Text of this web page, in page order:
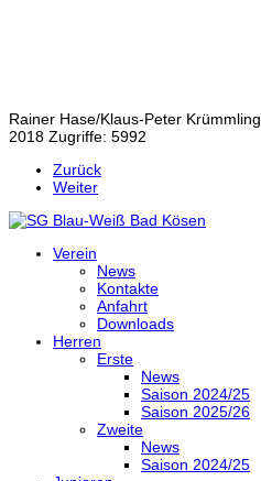
Rainer Hase/Klaus-Peter Krümmling
2018 Zugriffe: 5992
Zurück
Weiter
Verein
News
Kontakte
Anfahrt
Downloads
Herren
Erste
News
Saison 2024/25
Saison 2025/26
Zweite
News
Saison 2024/25